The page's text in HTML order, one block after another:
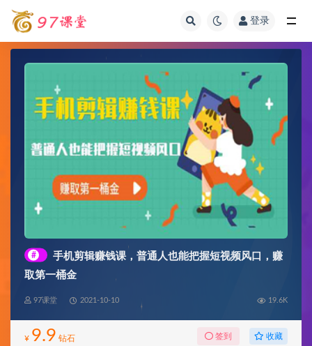
登录
#
手机剪辑赚钱课，普通人也能把握短视频风口，赚
取第一桶金
97课堂 2021-10-10 19.6K
¥ 9.9 钻石 签到 收藏